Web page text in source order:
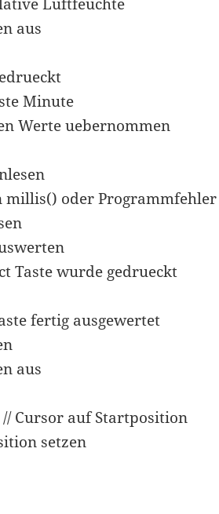
aus
Minute
Werte uebernommen
millis() oder Programmfehler
Taste wurde gedrueckt
fertig ausgewertet
aus
// Cursor auf Startposition
setzen